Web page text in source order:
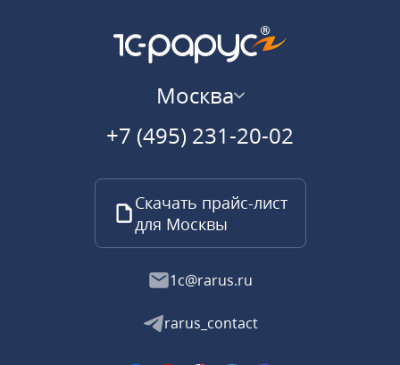
Москва
+7 (495) 231-20-02
Скачать прайс-лист
для Москвы
1c@rarus.ru
rarus_contact